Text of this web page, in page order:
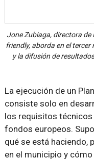
Jone Zubiaga, directora de
friendly, aborda en el
y la difusión de
La ejecución de un
consiste solo en
los requisitos
fondos europeos.
qué se está haciendo,
en el municipio y